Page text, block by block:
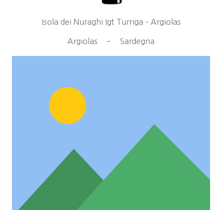
Isola dei Nuraghi Igt Turriga – Argiolas
Argiolas – Sardegna